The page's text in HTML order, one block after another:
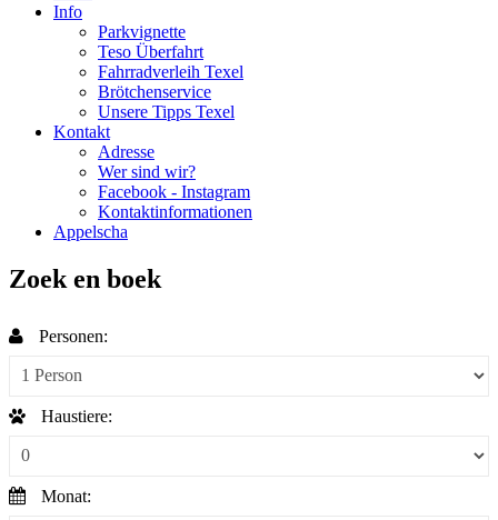
Info
Parkvignette
Teso Überfahrt
Fahrradverleih Texel
Brötchenservice
Unsere Tipps Texel
Kontakt
Adresse
Wer sind wir?
Facebook - Instagram
Kontaktinformationen
Appelscha
Zoek en boek
Personen:
Haustiere:
Monat: